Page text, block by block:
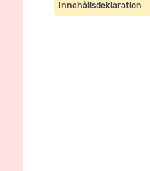
Innehållsdeklaration